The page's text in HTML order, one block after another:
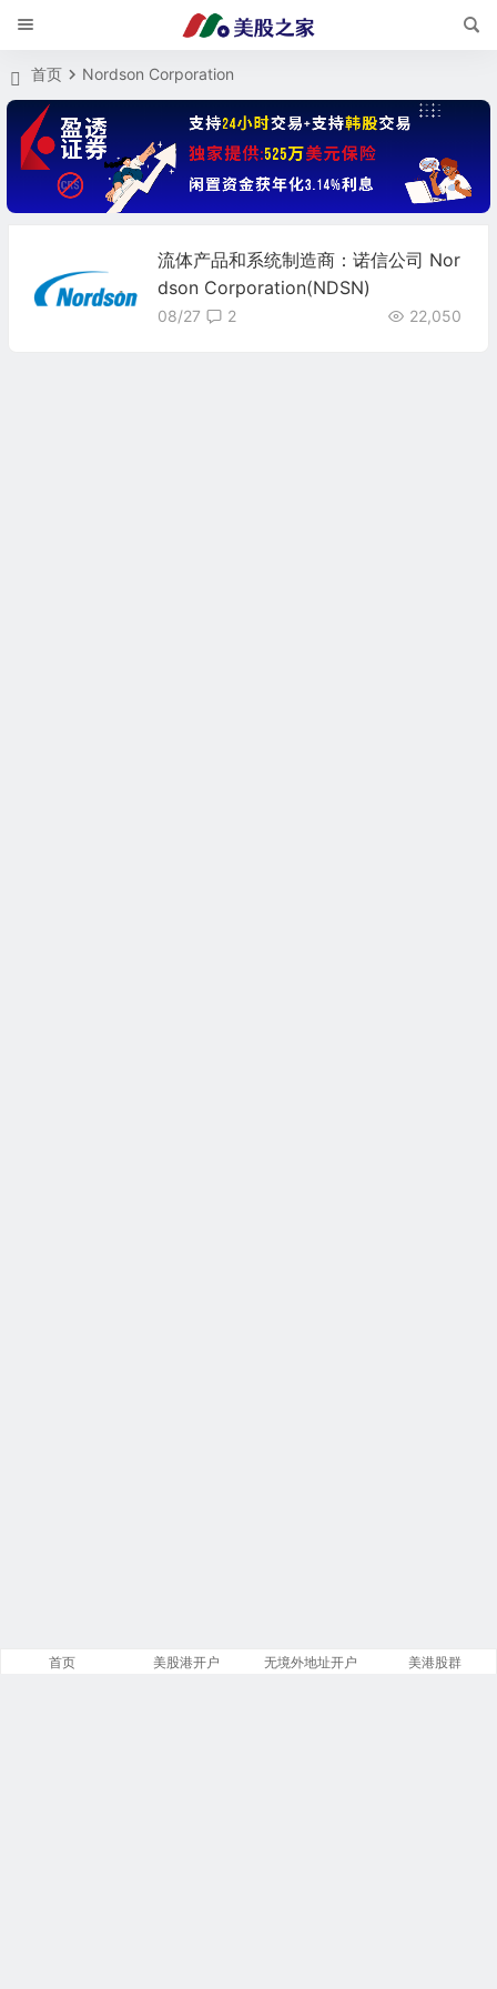
首页 Nordson Corporation
流体产品和系统制造商：诺信公司 Nor
dson Corporation(NDSN)
08/27 22,050
2
首页 美股港开户 无境外地址开户 美港股群